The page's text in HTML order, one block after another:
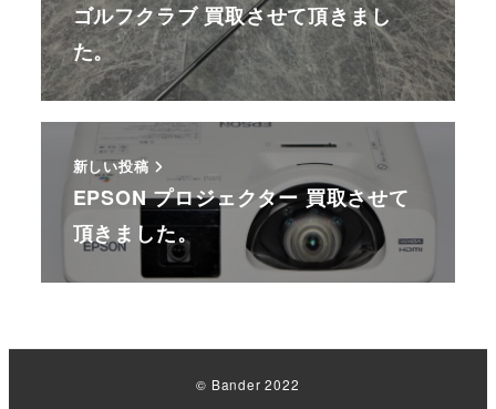
ゴルフクラブ 買取させて頂きまし
た。
新しい投稿
EPSON プロジェクター 買取させて
頂きました。
© Bander 2022